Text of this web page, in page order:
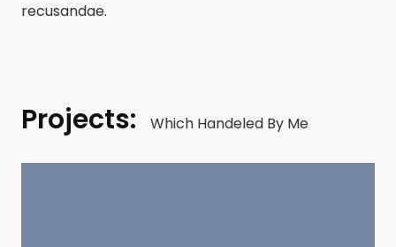
recusandae.
Projects: Which Handeled By Me